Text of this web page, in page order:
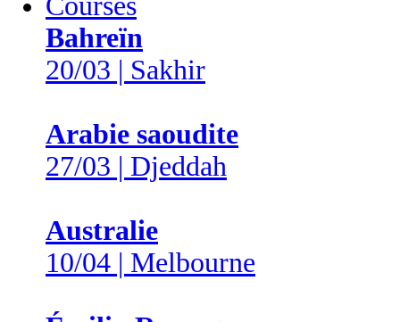
Bahreïn
20/03 | Sakhir
Arabie saoudite
27/03 | Djeddah
Australie
10/04 | Melbourne